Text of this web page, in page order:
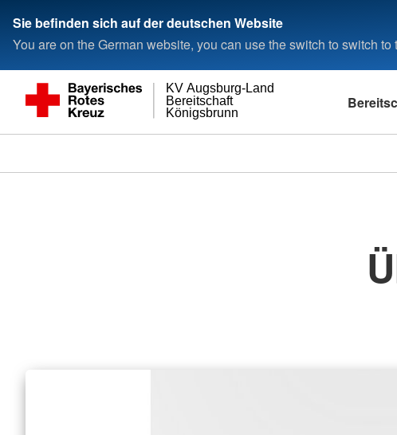
Sie befinden sich auf der deutschen Website
You are on the German website, you can use the switch to switch
Königsbrunn
Bereitschaft
KV Augsburg-Land